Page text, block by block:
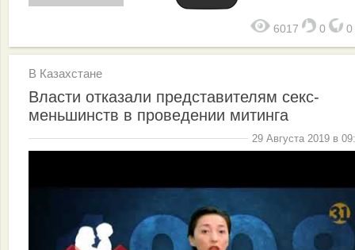
6017 0 0
В Казахстане
Власти отказали представителям секс-
меньшинств в проведении митинга
29 Августа 2019 в